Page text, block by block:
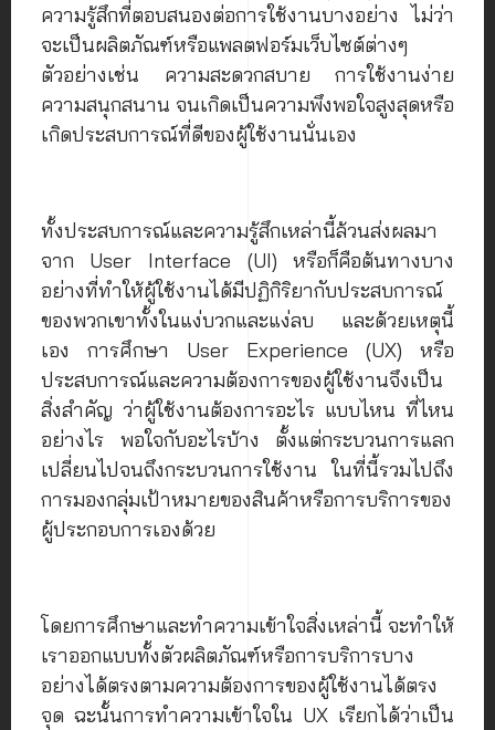
ความรู้สึกที่ตอบสนองต่อการใช้งานบางอย่าง ไม่ว่า
จะเป็นผลิตภัณฑ์หรือแพลตฟอร์มเว็บไซต์ต่างๆ
ตัวอย่างเช่น ความสะดวกสบาย การใช้งานง่าย
ความสนุกสนาน จนเกิดเป็นความพึงพอใจสูงสุดหรือ
เกิดประสบการณ์ที่ดีของผู้ใช้งานนั่นเอง
ทั้งประสบการณ์และความรู้สึกเหล่านี้ล้วนส่งผลมา
จาก User Interface (UI) หรือก็คือต้นทางบาง
อย่างที่ทำให้ผู้ใช้งานได้มีปฏิกิริยากับประสบการณ์
ของพวกเขาทั้งในแง่บวกและแง่ลบ และด้วยเหตุนี้
เอง การศึกษา User Experience (UX) หรือ
ประสบการณ์และความต้องการของผู้ใช้งานจึงเป็น
สิ่งสำคัญ ว่าผู้ใช้งานต้องการอะไร แบบไหน ที่ไหน
อย่างไร พอใจกับอะไรบ้าง ตั้งแต่กระบวนการแลก
เปลี่ยนไปจนถึงกระบวนการใช้งาน ในที่นี้รวมไปถึง
การมองกลุ่มเป้าหมายของสินค้าหรือการบริการของ
ผู้ประกอบการเองด้วย
โดยการศึกษาและทำความเข้าใจสิ่งเหล่านี้ จะทำให้
เราออกแบบทั้งตัวผลิตภัณฑ์หรือการบริการบาง
อย่างได้ตรงตามความต้องการของผู้ใช้งานได้ตรง
จุด ฉะนั้นการทำความเข้าใจใน UX เรียกได้ว่าเป็น